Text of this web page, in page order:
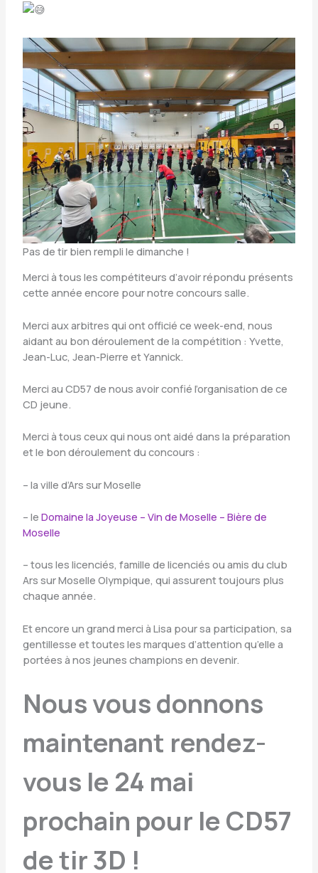
Pas de tir bien rempli le dimanche !
Merci à tous les compétiteurs d’avoir répondu présents
cette année encore pour notre concours salle.
Merci aux arbitres qui ont officié ce week-end, nous
aidant au bon déroulement de la compétition : Yvette,
Jean-Luc, Jean-Pierre et Yannick.
Merci au CD57 de nous avoir confié l’organisation de ce
CD jeune.
Merci à tous ceux qui nous ont aidé dans la préparation
et le bon déroulement du concours :
– la ville d’Ars sur Moselle
– le Domaine la Joyeuse – Vin de Moselle – Bière de
Moselle
– tous les licenciés, famille de licenciés ou amis du club
Ars sur Moselle Olympique, qui assurent toujours plus
chaque année.
Et encore un grand merci à Lisa pour sa participation, sa
gentillesse et toutes les marques d’attention qu’elle a
portées à nos jeunes champions en devenir.
Nous vous donnons
maintenant rendez-
vous le 24 mai
prochain pour le CD57
de tir 3D !